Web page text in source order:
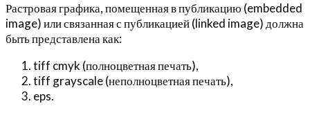
Растровая графика, помещенная в публикацию (embedded
image) или связанная с публикацией (linked image) должна
быть представлена как:
tiff cmyk (полноцветная печать),
tiff grayscale (неполноцветная печать),
eps.